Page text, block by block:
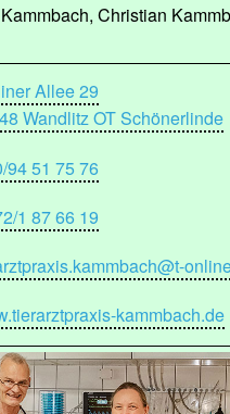
Christian
Allee 29
Wandlitz OT Schönerlinde
94 51 75 76
1 87 66 19
kammbach.de